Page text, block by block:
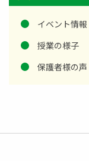
イベント情報
授業の様子
保護者様の声